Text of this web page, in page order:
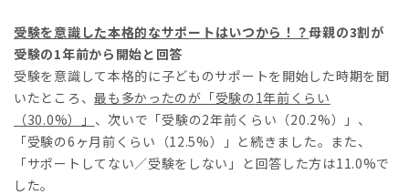
受験を意識した本格的なサポートはいつから！？母親の3割が
受験の1年前から開始と回答
受験を意識して本格的に子どものサポートを開始した時期を聞
いたところ、最も多かったのが「受験の 1年前くらい
（30.0%）」 、次いで「受験の2年前くらい（20.2%）」、
「受験の6ヶ月前くらい（12.5%）」と続きました。また、
「サポートしてない／受験をしない」と回答した方は11.0%で
した。